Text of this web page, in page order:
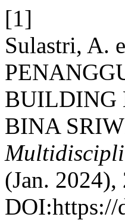
[1]
Sulastri, A.
BUILDING
BINA
(Jan. 2024),
DOI:https://